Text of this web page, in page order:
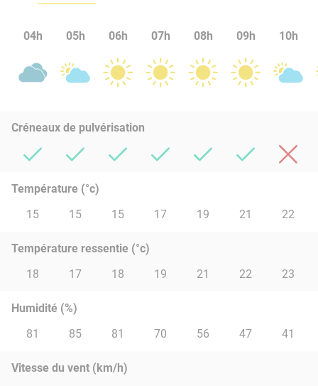
04h 05h 06h 07h 08h 09h 10h
Créneaux de pulvérisation
Température (°c)
15
15 15 17 19 21 22
Température ressentie (°c)
18
17 18 19 21 22 23
Humidité (%)
81
85 81 70 56 47 41
Vitesse du vent (km/h)